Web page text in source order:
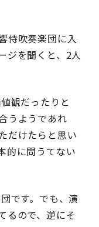
侍吹奏楽団に入
ジを聞くと、2人
観だったりと
うようであれ
だけたらと思い
的に問うてない
です。でも、演
るので、逆にそ